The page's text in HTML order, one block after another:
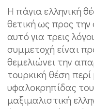
Η πάγια ελληνική
θετική ως προς
αυτό για τρεις
συμμετοχή είναι
θεμελιώνει την
τουρκική θέση
υφαλοκρηπίδας του
μαξιμαλιστική